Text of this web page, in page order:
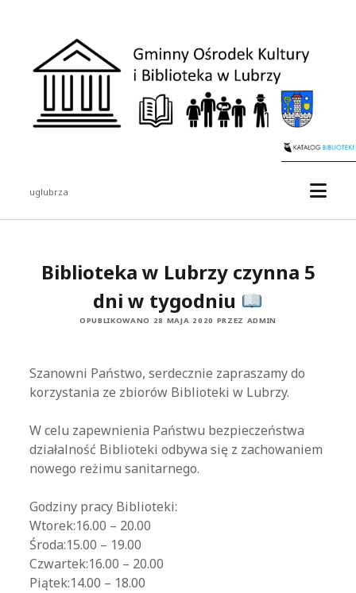
Kultury
Biblioteka
uglubrza
bocznyBiblioteka w Lubrzy czynna 5
dni w tygodniu
OPUBLIKOWANO 28 MAJA 2020 PRZEZ ADMIN
Szanowni Państwo, serdecznie zapraszamy do
korzystania ze zbiorów Biblioteki w Lubrzy.
W celu zapewnienia Państwu bezpieczeństwa
działalność Biblioteki odbywa się z zachowaniem
nowego reżimu sanitarnego.
Godziny pracy Biblioteki:
Wtorek:16.00 – 20.00
Środa:15.00 – 19.00
Czwartek:16.00 – 20.00
Piątek:14.00 – 18.00